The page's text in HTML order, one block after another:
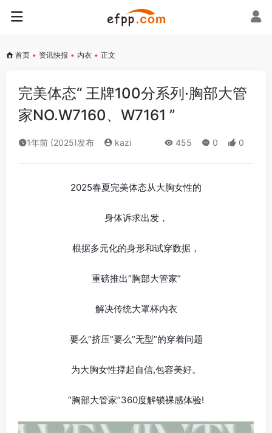
首页 • 资讯快报 • 内衣 • 正文
完美体态“ 王牌100分系列·胸部大管
家NO.W7160、W7161 ”
1年前 (2025)发布 kazi 455 0 0
2025春夏完美体态从大胸女性的
身体诉求出发，
根据多元化的身形和试穿数据，
重磅推出“胸部大管家”
解决传统大罩杯内衣
要么“挤压”要么“无型”的穿着问题
为大胸女性撑起自信,包容美好。
“胸部大管家”360度解锁裸感体验!